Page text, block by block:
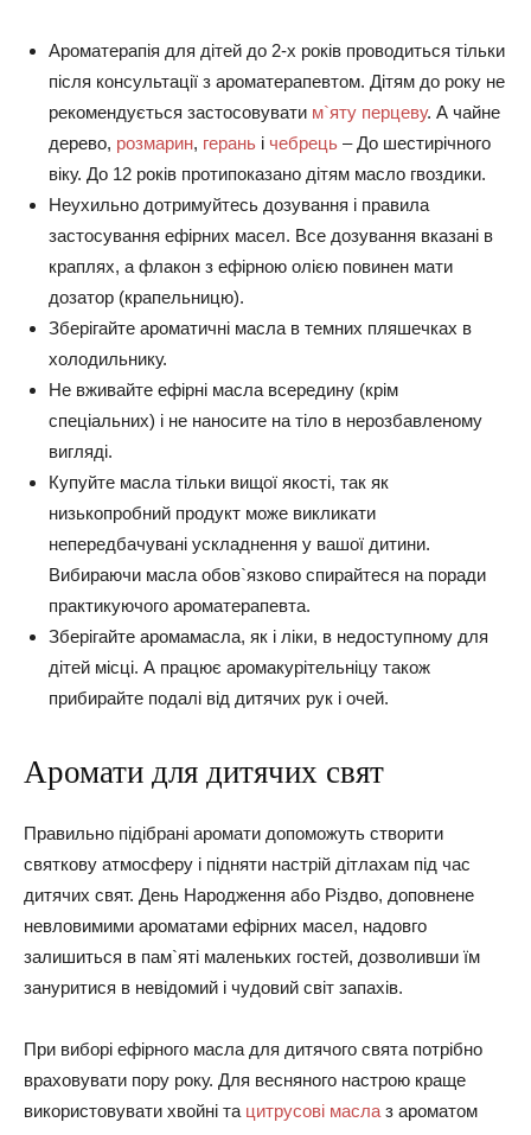
Ароматерапія для дітей до 2-х років проводиться тільки
після консультації з ароматерапевтом. Дітям до року не
рекомендується застосовувати м`яту перцеву. А чайне
дерево, розмарин, герань і чебрець – До шестирічного
віку. До 12 років протипоказано дітям масло гвоздики.
Неухильно дотримуйтесь дозування і правила
застосування ефірних масел. Все дозування вказані в
краплях, а флакон з ефірною олією повинен мати
дозатор (крапельницю).
Зберігайте ароматичні масла в темних пляшечках в
холодильнику.
Не вживайте ефірні масла всередину (крім
спеціальних) і не наносите на тіло в нерозбавленому
вигляді.
Купуйте масла тільки вищої якості, так як
низькопробний продукт може викликати
непередбачувані ускладнення у вашої дитини.
Вибираючи масла обов`язково спирайтеся на поради
практикуючого ароматерапевта.
Зберігайте аромамасла, як і ліки, в недоступному для
дітей місці. А працює аромакурітельніцу також
прибирайте подалі від дитячих рук і очей.
Аромати для дитячих свят
Правильно підібрані аромати допоможуть створити
святкову атмосферу і підняти настрій дітлахам під час
дитячих свят. День Народження або Різдво, доповнене
невловимими ароматами ефірних масел, надовго
залишиться в пам`яті маленьких гостей, дозволивши їм
зануритися в невідомий і чудовий світ запахів.
При виборі ефірного масла для дитячого свята потрібно
враховувати пору року. Для весняного настрою краще
використовувати хвойні та цитрусові масла з ароматом